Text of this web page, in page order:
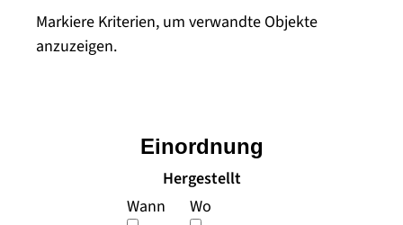
Markiere Kriterien, um verwandte Objekte
anzuzeigen.
Hergestellt
Wann
Wo
Einordnung